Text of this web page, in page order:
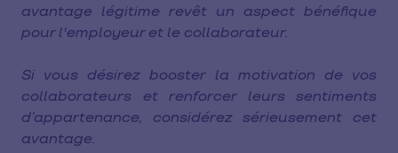
avantage légitime revêt un aspect bénéfique
pour l'employeur et le collaborateur.
Si vous désirez booster la motivation de vos
collaborateurs et renforcer leurs sentiments
d’appartenance, considérez sérieusement cet
avantage.